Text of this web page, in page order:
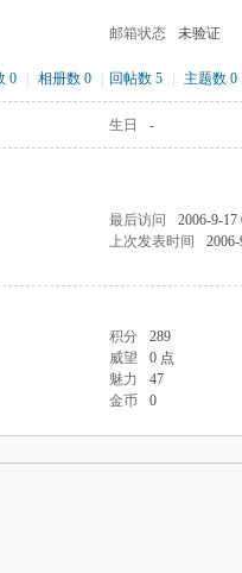
邮箱状态 未验证
0 相册数 0 回帖数 5 主题数 0
生日 -
最后访问
2006-9-17
上次发表时间
积分
289
威望
0 点
魅力
47
金币 0